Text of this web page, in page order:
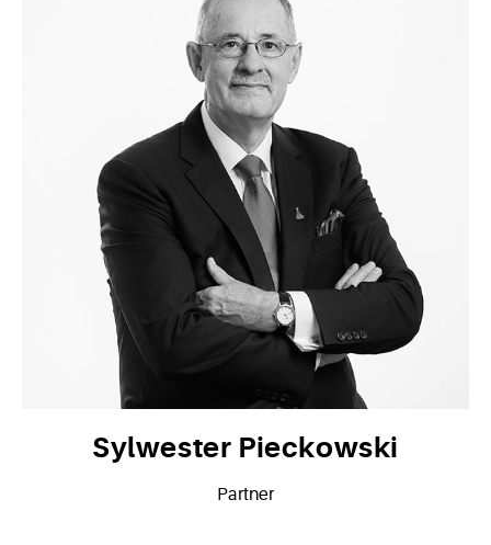
Sylwester Pieckowski
Partner